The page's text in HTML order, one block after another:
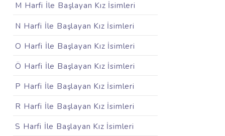
M Harfi İle Başlayan Kız İsimleri
N Harfi İle Başlayan Kız İsimleri
O Harfi İle Başlayan Kız İsimleri
Ö Harfi İle Başlayan Kız İsimleri
P Harfi İle Başlayan Kız İsimleri
R Harfi İle Başlayan Kız İsimleri
S Harfi İle Başlayan Kız İsimleri